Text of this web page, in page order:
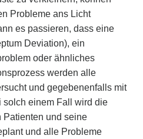
Probleme ans Licht
es passieren, dass eine
Deviation), ein
oder ähnliches
werden alle
und gegebenenfalls mit
solch einem Fall wird die
Patienten und seine
und alle Probleme